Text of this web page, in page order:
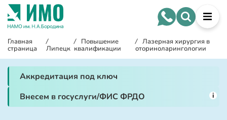
Главная
страница
/
Липецк
/ Повышение
квалификации
/ Лазерная хирургия в
оториноларингологии
Аккредитация под ключ
Внесем в госуслуги/ФИС ФРДО
i